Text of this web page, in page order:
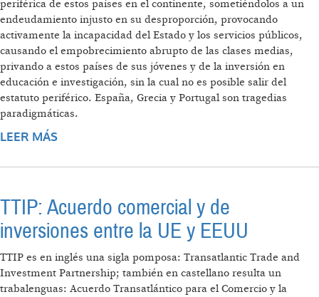
periférica de estos países en el continente, sometiéndolos a un
endeudamiento injusto en su desproporción, provocando
activamente la incapacidad del Estado y los servicios públicos,
causando el empobrecimiento abrupto de las clases medias,
privando a estos países de sus jóvenes y de la inversión en
educación e investigación, sin la cual no es posible salir del
estatuto periférico. España, Grecia y Portugal son tragedias
paradigmáticas.
LEER MÁS
TTIP: Acuerdo comercial y de
inversiones entre la UE y EEUU
TTIP es en inglés una sigla pomposa: Transatlantic Trade and
Investment Partnership; también en castellano resulta un
trabalenguas: Acuerdo Transatlántico para el Comercio y la